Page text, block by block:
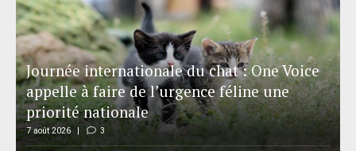
Journée internationale du chat : One Voice
appelle à faire de l’urgence féline une
priorité nationale
7 août 2026 3